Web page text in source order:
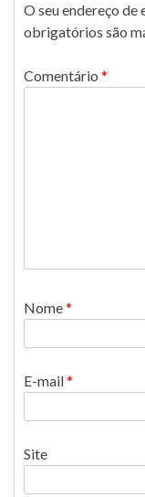
O seu endereço de
obrigatórios são
Comentário *
Nome*
E-mail*
Site